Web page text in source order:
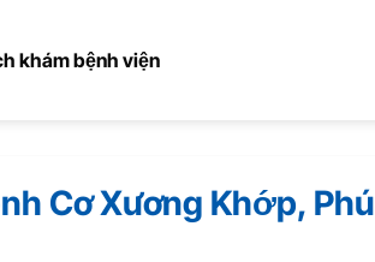
khám bệnh viện
Cơ Xương Khớp, Phú